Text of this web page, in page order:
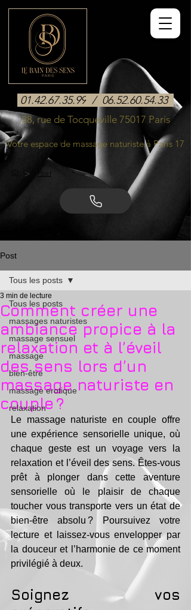
01.42.67.35.99 / 06.52.60.54.33
> Post
38, rue de Tocqueville 75017 Paris
Votre espace de massage naturiste à Paris 17
Post
Tous les posts
massages naturistes
massage sensuel
massage
bien-être
massage erotique
relaxation
Tous les posts
Comment créer une
ambiance propice à la
relaxation et à l’éveil
des sens lors d’un
massage naturiste en
couple ?
3 min de lecture
Le massage naturiste en couple offre
une expérience sensorielle unique, où
chaque geste est un voyage vers la
relaxation et l’éveil des sens. Êtes-vous
prêt à plonger dans cette aventure
sensorielle où le plaisir de chaque
toucher vous transporte vers un état de
bien-être absolu ? Poursuivez votre
lecture et laissez-vous envelopper par
la douceur et l’harmonie de ce moment
privilégié à deux.
Soignez vos